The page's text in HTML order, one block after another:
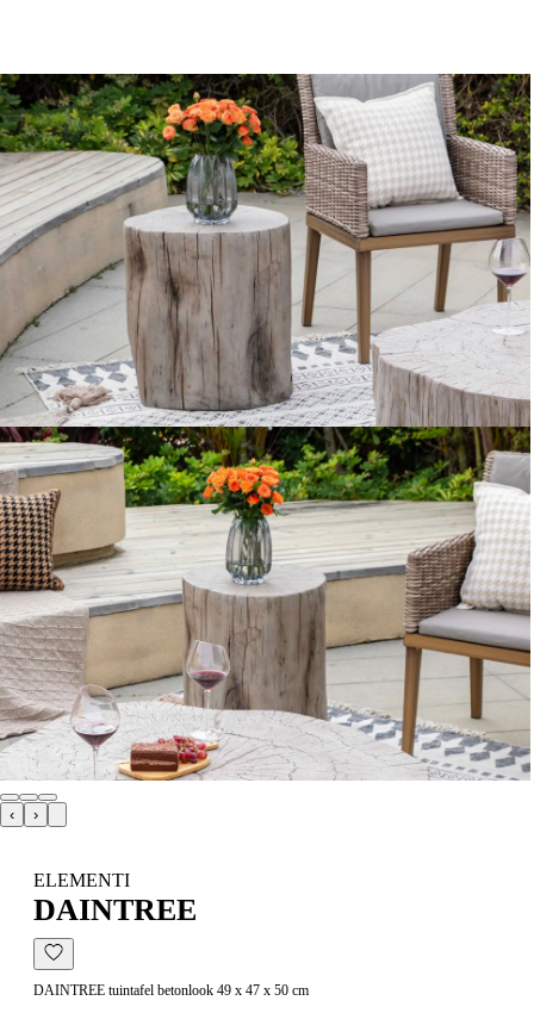
‹ ›
ELEMENTI
DAINTREE
DAINTREE tuintafel betonlook 49 x 47 x 50 cm